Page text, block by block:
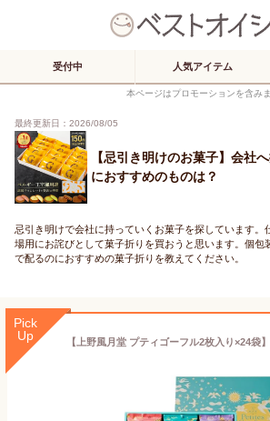
受付中 人気アイテム
本ページはプロモーションを含み
最終更新日：2026/08/05
【忌引き明けのお菓子】会社
におすすめのものは？
忌引き明けで会社に持っていくお菓子を探しています。
場用にお詫びとして菓子折りを買おうと思います。個包
で配るのにおすすめの菓子折りを教えてください。
Pick
Up